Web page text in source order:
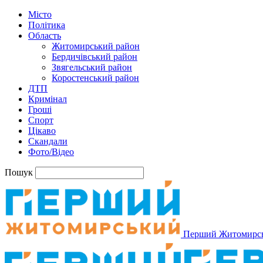
Місто
Політика
Область
Житомирський район
Бердичівський район
Звягельський район
Коростенський район
ДТП
Кримінал
Гроші
Спорт
Цікаво
Скандали
Фото/Відео
Пошук
Перший